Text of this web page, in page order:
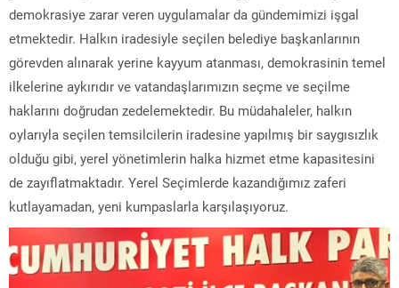
demokrasiye zarar veren uygulamalar da gündemimizi işgal
etmektedir. Halkın iradesiyle seçilen belediye başkanlarının
görevden alınarak yerine kayyum atanması, demokrasinin temel
ilkelerine aykırıdır ve vatandaşlarımızın seçme ve seçilme
haklarını doğrudan zedelemektedir. Bu müdahaleler, halkın
oylarıyla seçilen temsilcilerin iradesine yapılmış bir saygısızlık
olduğu gibi, yerel yönetimlerin halka hizmet etme kapasitesini
de zayıflatmaktadır. Yerel Seçimlerde kazandığımız zaferi
kutlayamadan, yeni kumpaslarla karşılaşıyoruz.